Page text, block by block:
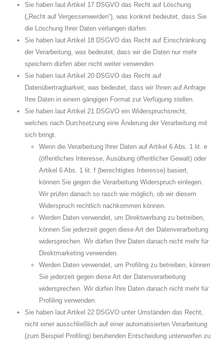
Sie haben laut Artikel 17 DSGVO das Recht auf Löschung
(„Recht auf Vergessenwerden“), was konkret bedeutet, dass Sie
die Löschung Ihrer Daten verlangen dürfen.
Sie haben laut Artikel 18 DSGVO das Recht auf Einschränkung
der Verarbeitung, was bedeutet, dass wir die Daten nur mehr
speichern dürfen aber nicht weiter verwenden.
Sie haben laut Artikel 20 DSGVO das Recht auf
Datenübertragbarkeit, was bedeutet, dass wir Ihnen auf Anfrage
Ihre Daten in einem gängigen Format zur Verfügung stellen.
Sie haben laut Artikel 21 DSGVO ein Widerspruchsrecht,
welches nach Durchsetzung eine Änderung der Verarbeitung mit
sich bringt.
Wenn die Verarbeitung Ihrer Daten auf Artikel 6 Abs. 1 lit. e
(öffentliches Interesse, Ausübung öffentlicher Gewalt) oder
Artikel 6 Abs. 1 lit. f (berechtigtes Interesse) basiert,
können Sie gegen die Verarbeitung Widerspruch einlegen.
Wir prüfen danach so rasch wie möglich, ob wir diesem
Widerspruch rechtlich nachkommen können.
Werden Daten verwendet, um Direktwerbung zu betreiben,
können Sie jederzeit gegen diese Art der Datenverarbeitung
widersprechen. Wir dürfen Ihre Daten danach nicht mehr für
Direktmarketing verwenden.
Werden Daten verwendet, um Profiling zu betreiben, können
Sie jederzeit gegen diese Art der Datenverarbeitung
widersprechen. Wir dürfen Ihre Daten danach nicht mehr für
Profiling verwenden.
Sie haben laut Artikel 22 DSGVO unter Umständen das Recht,
nicht einer ausschließlich auf einer automatisierten Verarbeitung
(zum Beispiel Profiling) beruhenden Entscheidung unterworfen zu